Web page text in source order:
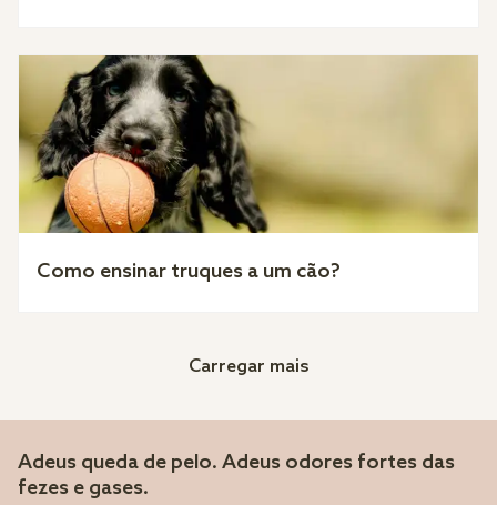
Como ensinar truques a um cão?
Carregar mais
Adeus queda de pelo. Adeus odores fortes das
fezes e gases.